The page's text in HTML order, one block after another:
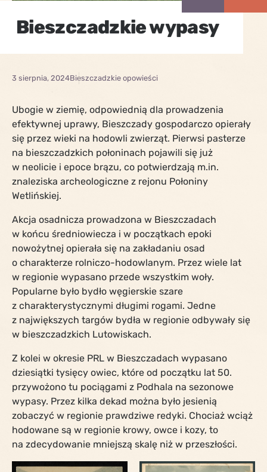
Bieszczadzkie wypasy
3 sierpnia, 2024Bieszczadzkie opowieści
Ubogie w ziemię, odpowiednią dla prowadzenia
efektywnej uprawy, Bieszczady gospodarczo opierały
się przez wieki na hodowli zwierząt. Pierwsi pasterze
na bieszczadzkich połoninach pojawili się już
w neolicie i epoce brązu, co potwierdzają m.in.
znaleziska archeologiczne z rejonu Połoniny
Wetlińskiej.
Akcja osadnicza prowadzona w Bieszczadach
w końcu średniowiecza i w początkach epoki
nowożytnej opierała się na zakładaniu osad
o charakterze rolniczo-hodowlanym. Przez wiele lat
w regionie wypasano przede wszystkim woły.
Popularne było bydło węgierskie szare
z charakterystycznymi długimi rogami. Jedne
z największych targów bydła w regionie odbywały się
w bieszczadzkich Lutowiskach.
Z kolei w okresie PRL w Bieszczadach wypasano
dziesiątki tysięcy owiec, które od początku lat 50.
przywożono tu pociągami z Podhala na sezonowe
wypasy. Przez kilka dekad można było jesienią
zobaczyć w regionie prawdziwe redyki. Chociaż wciąż
hodowane są w regionie krowy, owce i kozy, to
na zdecydowanie mniejszą skalę niż w przeszłości.